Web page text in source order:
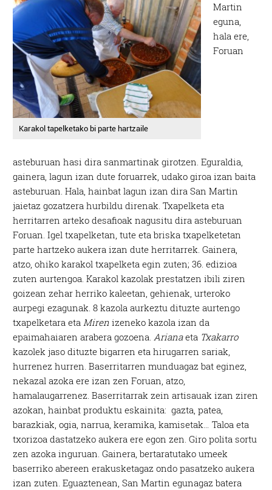
Karakol tapelketako bi parte hartzaile
Martin
eguna,
hala ere,
Foruan
asteburuan hasi dira sanmartinak girotzen. Eguraldia,
gainera, lagun izan dute foruarrek, udako giroa izan baita
asteburuan. Hala, hainbat lagun izan dira San Martin
jaietaz gozatzera hurbildu direnak. Txapelketa eta
herritarren arteko desafioak nagusitu dira asteburuan
Foruan. Igel txapelketan, tute eta briska txapelketetan
parte hartzeko aukera izan dute herritarrek. Gainera,
atzo, ohiko karakol txapelketa egin zuten; 36. edizioa
zuten aurtengoa. Karakol kazolak prestatzen ibili ziren
goizean zehar herriko kaleetan, gehienak, urteroko
aurpegi ezagunak. 8 kazola aurkeztu dituzte aurtengo
txapelketara eta Miren izeneko kazola izan da
epaimahaiaren arabera gozoena. Arianaeta Txakarro
kazolek jaso dituzte bigarren eta hirugarren sariak,
hurrenez hurren. Baserritarren munduagaz bat eginez,
nekazal azoka ere izan zen Foruan, atzo,
hamalaugarrenez. Baserritarrak zein artisauak izan ziren
azokan, hainbat produktu eskainita: gazta, patea,
barazkiak, ogia, narrua, keramika, kamisetak… Taloa eta
txorizoa dastatzeko aukera ere egon zen. Giro polita sortu
zen azoka inguruan. Gainera, bertaratutako umeek
baserriko abereen erakusketagaz ondo pasatzeko aukera
izan zuten. Eguaztenean, San Martin egunagaz batera